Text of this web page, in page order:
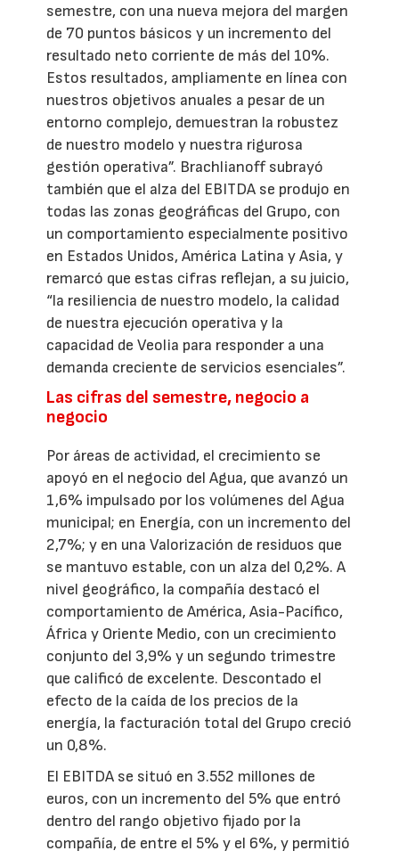
semestre, con una nueva mejora del margen
de 70 puntos básicos y un incremento del
resultado neto corriente de más del 10%.
Estos resultados, ampliamente en línea con
nuestros objetivos anuales a pesar de un
entorno complejo, demuestran la robustez
de nuestro modelo y nuestra rigurosa
gestión operativa”. Brachlianoff subrayó
también que el alza del EBITDA se produjo en
todas las zonas geográficas del Grupo, con
un comportamiento especialmente positivo
en Estados Unidos, América Latina y Asia, y
remarcó que estas cifras reflejan, a su juicio,
“la resiliencia de nuestro modelo, la calidad
de nuestra ejecución operativa y la
capacidad de Veolia para responder a una
demanda creciente de servicios esenciales”.
Las cifras del semestre, negocio a
negocio
Por áreas de actividad, el crecimiento se
apoyó en el negocio del Agua, que avanzó un
1,6% impulsado por los volúmenes del Agua
municipal; en Energía, con un incremento del
2,7%; y en una Valorización de residuos que
se mantuvo estable, con un alza del 0,2%. A
nivel geográfico, la compañía destacó el
comportamiento de América, Asia-Pacífico,
África y Oriente Medio, con un crecimiento
conjunto del 3,9% y un segundo trimestre
que calificó de excelente. Descontado el
efecto de la caída de los precios de la
energía, la facturación total del Grupo creció
un 0,8%.
El EBITDA se situó en 3.552 millones de
euros, con un incremento del 5% que entró
dentro del rango objetivo fijado por la
compañía, de entre el 5% y el 6%, y permitió